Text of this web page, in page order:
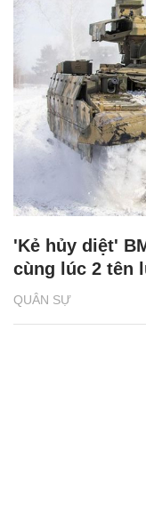
QUÂN SỰ
'Kẻ hủy diệt'
cùng lúc 2 tên